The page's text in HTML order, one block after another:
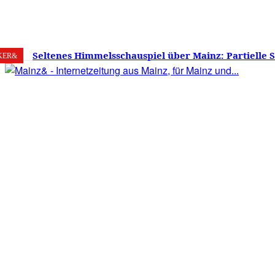
6. August 2026 29 Mainz
Seltenes Himmelsschauspiel über Mainz: Partielle
am 12. August 2026 – Sonne zu etwa 88 Prozent